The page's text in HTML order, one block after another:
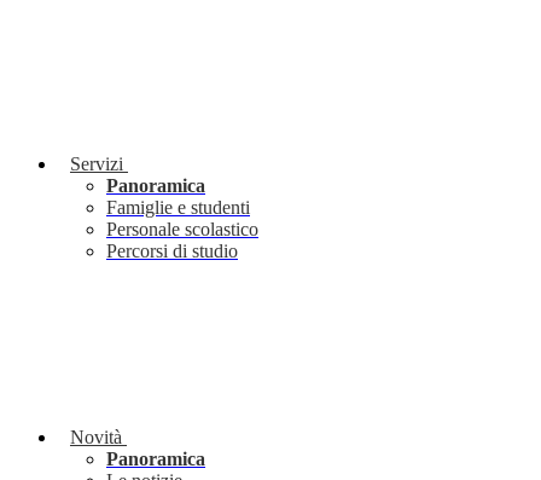
Servizi
Panoramica
Famiglie e studenti
Personale scolastico
Percorsi di studio
Novità
Panoramica